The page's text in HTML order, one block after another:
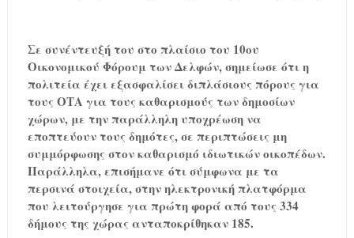
Σε συνέντευξή του στο πλαίσιο του 10ου
Οικονομικού Φόρουμ των Δελφών, σημείωσε ότι η
πολιτεία έχει εξασφαλίσει διπλάσιους πόρους για
τους ΟΤΑ για τους καθαρισμούς των δημοσίων
χώρων, με την παράλληλη υποχρέωση να
εποπτεύουν τους δημότες, σε περιπτώσεις μη
συμμόρφωσης στον καθαρισμό ιδιωτικών οικοπέδων.
Παράλληλα, επισήμανε ότι σύμφωνα με τα
περσινά στοιχεία, στην ηλεκτρονική πλατφόρμα
που λειτούργησε για πρώτη φορά από τους 334
δήμους της χώρας ανταποκρίθηκαν 185.